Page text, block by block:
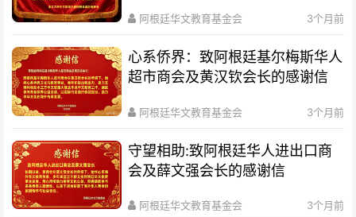
阿根廷华文教育基金会 3个月前
心系侨界​：致阿根廷基尔梅斯华人
超市商会及黄汉钦会长的感谢信
阿根廷华文教育基金会 3个月前
守望相助:致阿根廷华人进出口商
会及薛文强会长的感谢信
阿根廷华文教育基金会 3个月前